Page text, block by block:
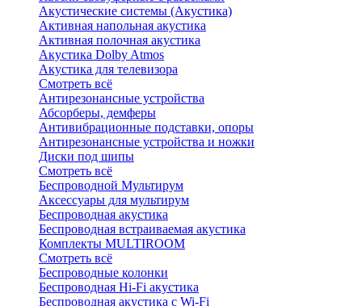
Акустические системы (Акустика)
Активная напольная акустика
Активная полочная акустика
Акустика Dolby Atmos
Акустика для телевизора
Смотреть всё
Антирезонансные устройства
Абсорберы, демферы
Антивибрационные подставки, опоры
Антирезонансные устройства и ножки
Диски под шипы
Смотреть всё
Беспроводной Мультирум
Аксессуары для мультирум
Беспроводная акустика
Беспроводная встраиваемая акустика
Комплекты MULTIROOM
Смотреть всё
Беспроводные колонки
Беспроводная Hi-Fi акустика
Беспроводная акустика с Wi-Fi